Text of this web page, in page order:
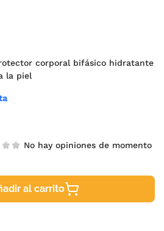
corporal bifásico hidratante
la piel
No hay opiniones de momento
al carrito